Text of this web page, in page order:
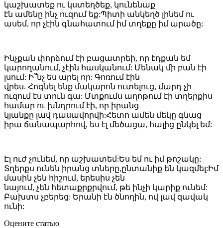
կաշխատեք ու կստեղծեք, կունենաք
էն ամենը ինչ ուզում եք:Պիտի անկեղծ լինեմ ու
ասեմ, որ չէին գնահատում իմ տղեքը իմ արածը:
Ինչքան փորձում էի բացատրեի, որ էդքան եմ
կարողանում, չէին հասկանում: Մենակ մի բան էի
լսում: Ի՞նչ ես արել որ: Գոռում էին
վրես. Հոգնել ենք մակարոն ուտելուց, մարդ չի
ուզում էս տուն գա: Մտքումս աղոթում էի տղերքիս
համար ու խնդրում էի, որ իրանց
կյանքը լավ դասավորվի:Հետո ամեն մեկը գնաց
իրա ճանապարհով, ես էլ մեծացա, հալից ընկել եմ:
Էլ ուժ չունեմ, որ աշխատեմ:Ես եմ ու իմ թոշակը:
Տղերքս ունեն իրանց տները,ընտանիք են կազմել:Իմ
մասին չեն հիշում, երեսիս չեն
նայում, չեն հետաքրքրվում, թե ինչի կարիք ունեմ:
Բախտս չբերեց: Երանի էն ծնողին, ով լավ զավակ
ունի:
Оцените статью